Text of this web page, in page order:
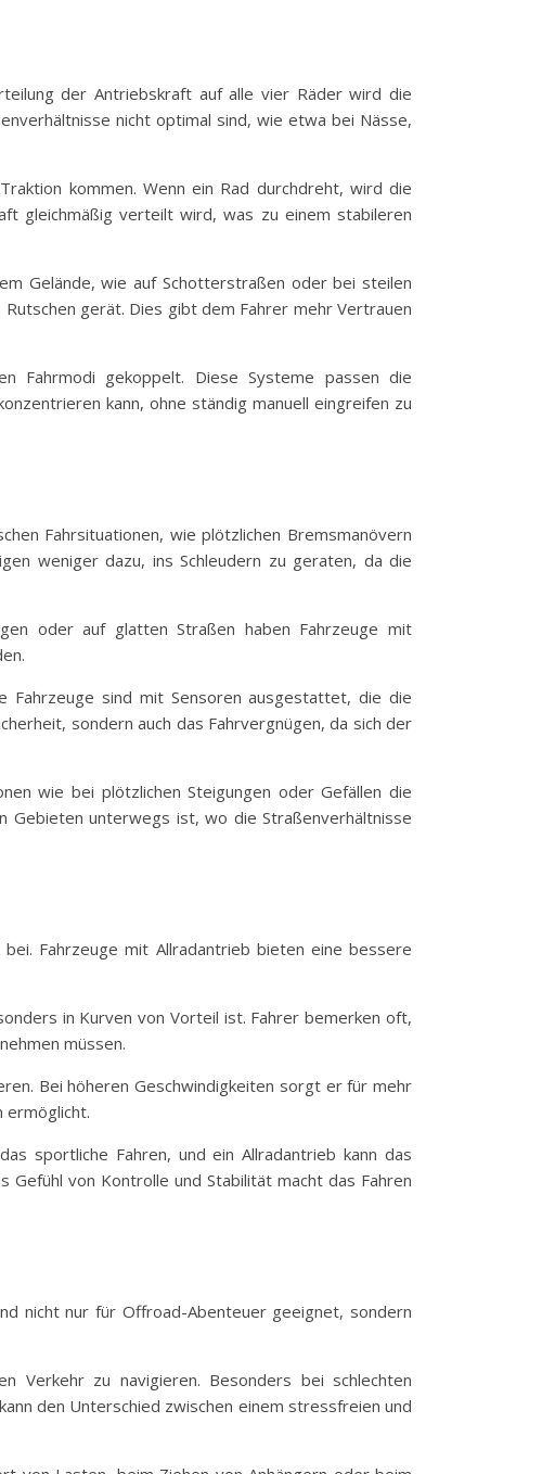
der Antriebskraft auf alle vier Räder wird die
nicht optimal sind, wie etwa bei Nässe,
kommen. Wenn ein Rad durchdreht, wird die
gleichmäßig verteilt wird, was zu einem stabileren
Gelände, wie auf Schotterstraßen oder bei steilen
gerät. Dies gibt dem Fahrer mehr Vertrauen
Fahrmodi gekoppelt. Diese Systeme passen die
kann, ohne ständig manuell eingreifen zu
Fahrsituationen, wie plötzlichen Bremsmanövern
weniger dazu, ins Schleudern zu geraten, da die
oder auf glatten Straßen haben Fahrzeuge mit
Fahrzeuge sind mit Sensoren ausgestattet, die die
sondern auch das Fahrvergnügen, da sich der
wie bei plötzlichen Steigungen oder Gefällen die
Gebieten unterwegs ist, wo die Straßenverhältnisse
Fahrzeuge mit Allradantrieb bieten eine bessere
in Kurven von Vorteil ist. Fahrer bemerken oft,
müssen.
Bei höheren Geschwindigkeiten sorgt er für mehr
ermöglicht.
sportliche Fahren, und ein Allradantrieb kann das
von Kontrolle und Stabilität macht das Fahren
nicht nur für Offroad-Abenteuer geeignet, sondern
Verkehr zu navigieren. Besonders bei schlechten
den Unterschied zwischen einem stressfreien und